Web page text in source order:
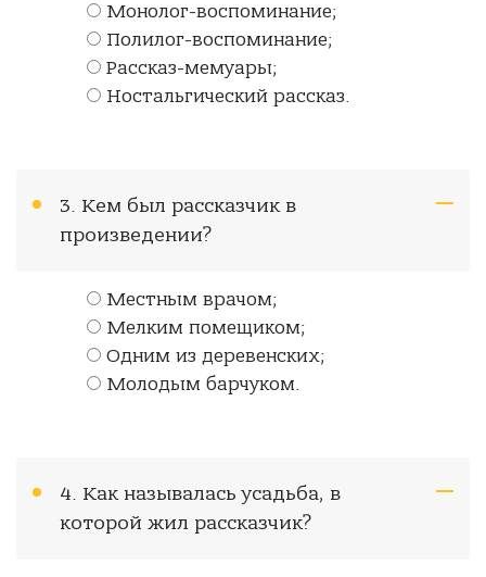
Монолог-воспоминание;
Полилог-воспоминание;
Рассказ-мемуары;
Ностальгический рассказ.
3. Кем был рассказчик в
произведении?
Местным врачом;
Мелким помещиком;
Одним из деревенских;
Молодым барчуком.
4. Как называлась усадьба, в
которой жил рассказчик?